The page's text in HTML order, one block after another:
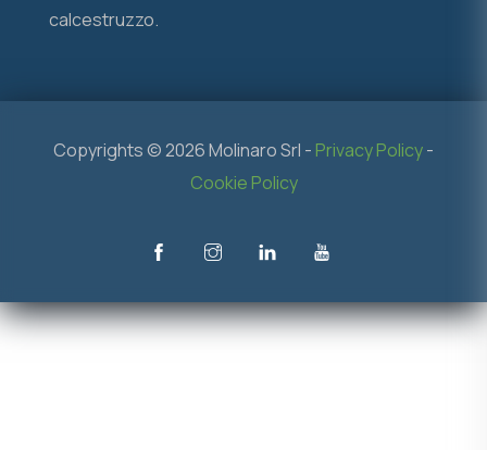
calcestruzzo.
Copyrights ©2026 Molinaro Srl - Privacy Policy-
Cookie Policy